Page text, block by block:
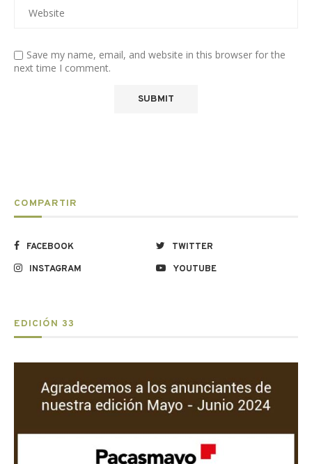
Save my name, email, and website in this browser for the
next time I comment.
COMPARTIR
FACEBOOK
TWITTER
INSTAGRAM
YOUTUBE
EDICIÓN 33